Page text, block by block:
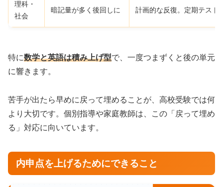
理科・
社会
暗記量が多く後回しに 計画的な反復。定期テスト
特に数学と英語は積み上げ型で、一度つまずくと後の単元
に響きます。
苦手が出たら早めに戻って埋めることが、高校受験では何
より大切です。個別指導や家庭教師は、この「戻って埋め
る」対応に向いています。
内申点を上げるためにできること